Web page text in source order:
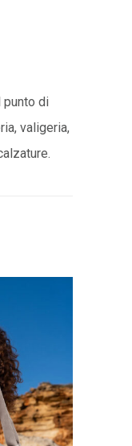
punto di
valigeria,